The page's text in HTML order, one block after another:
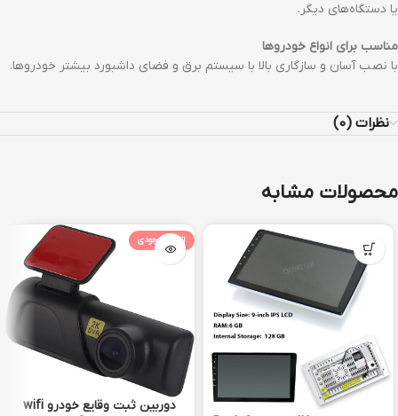
یا دستگاه‌های دیگر.
مناسب برای انواع خودروها
با نصب آسان و سازگاری بالا با سیستم برق و فضای داشبورد بیشتر خودروها.
نظرات (0)
محصولات مشابه
اتمام موجودی
دوربین ثبت وقایع خودرو wifi